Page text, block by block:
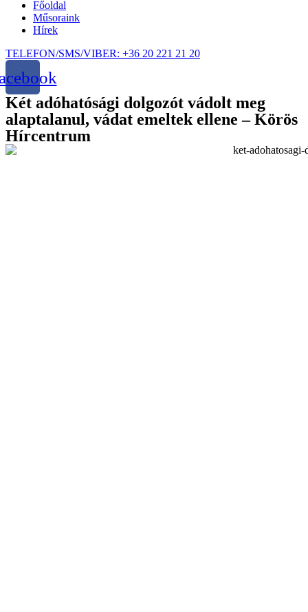
Főoldal
Műsoraink
Hírek
TELEFON/SMS/VIBER: +36 20 221 21 20
Két adóhatósági dolgozót vádolt meg
alaptalanul, vádat emeltek ellene – Körös
Hírcentrum